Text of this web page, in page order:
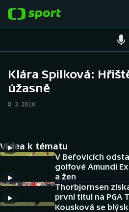
Hokej
Cyklistika
DALŠÍ SPORTY
Americký fotbal
NEPŘEHLÉDNĚTE
Klára Spilková:
úžasně
8. 3. 2016
Videa k tématu
V Beřovicích
golfové Amundi
a žen
Thorbjornsen
první titul na PGA
Kousková se